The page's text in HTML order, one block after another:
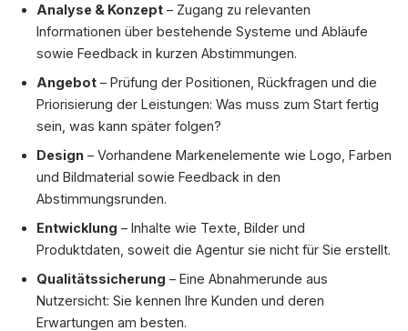
Analyse & Konzept – Zugang zu relevanten
Informationen über bestehende Systeme und Abläufe
sowie Feedback in kurzen Abstimmungen.
Angebot – Prüfung der Positionen, Rückfragen und die
Priorisierung der Leistungen: Was muss zum Start fertig
sein, was kann später folgen?
Design – Vorhandene Markenelemente wie Logo, Farben
und Bildmaterial sowie Feedback in den
Abstimmungsrunden.
Entwicklung – Inhalte wie Texte, Bilder und
Produktdaten, soweit die Agentur sie nicht für Sie erstellt.
Qualitätssicherung – Eine Abnahmerunde aus
Nutzersicht: Sie kennen Ihre Kunden und deren
Erwartungen am besten.